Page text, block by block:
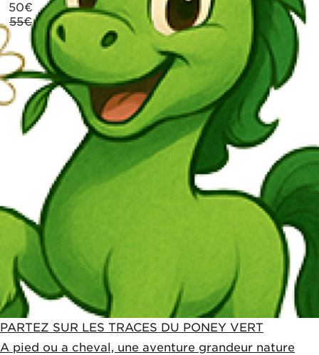
50€
55€
PARTEZ SUR LES TRACES DU PONEY VERT
A pied ou a cheval, une aventure grandeur nature